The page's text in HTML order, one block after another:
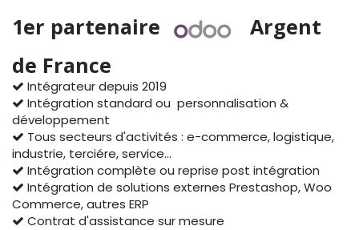
1er partenaire
Argent
de France
Intégrateur depuis 2019
Intégration standard ou personnalisation &
développement
Tous secteurs d'activités : e-commerce, logistique,
industrie, terciére, service...
Intégration complète ou reprise post intégration
Intégration de solutions externes Prestashop, Woo
Commerce, autres ERP
Contrat d'assistance sur mesure